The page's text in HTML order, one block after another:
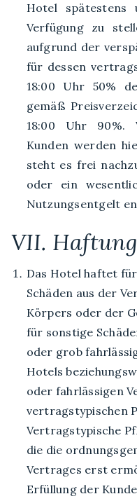
Hotel
Verfügung zu
aufgrund der
für dessen
18:00 Uhr 50%
gemäß
18:00 Uhr 90%.
Kunden werden
steht es frei
oder ein
Nutzungsentgelt
VII.
Das Hotel haftet
Schäden aus der
Körpers oder der
für sonstige
oder grob
Hotels
oder fahrlässigen
vertragstypischen
Vertragstypische
die die
Vertrages erst
Erfüllung der